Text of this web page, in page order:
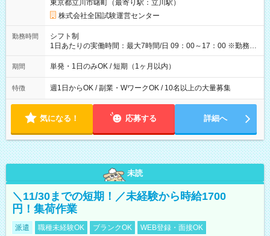
×8時間＝日収10,400円＋交通費 ※当日の役割により時給＋100
円の場合あり ・国家試験 7:00～13:30（休憩なし） 時給1,300
円（役割手当＋100円）×6時間＝日収8,400円＋交通費 【試用期
間】試用期間なし
東京都立川市曙町（最寄り駅：立川駅）
株式会社全国試験運営センター
勤務時間
シフト制
1日あたりの実働時間：最大7時間/日 09：00～17：00 ※勤務時
間は 試験により異なります。
期間 単発・1日のみOK / 短期（1ヶ月以内）
特徴 週1日からOK / 副業・WワークOK / 10名以上の大量募集
気になる！ 応募する 詳細へ
未読
＼11/30までの短期！／未経験から時給1700
円！集荷作業
派遣 職種未経験OK ブランクOK WEB登録・面接OK